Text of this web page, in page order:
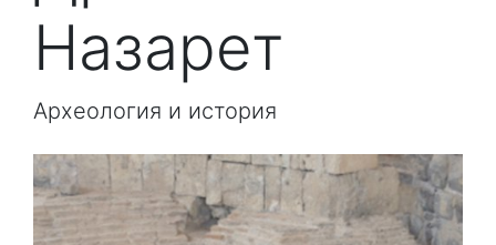
Назарет
Археология и история